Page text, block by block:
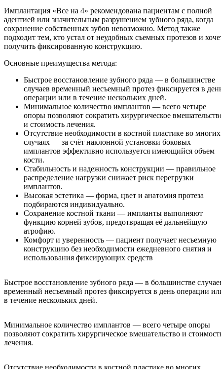
Имплантация «Все на 4» рекомендована пациентам с полной
адентией или значительным разрушением зубного ряда, когда
сохранение собственных зубов невозможно. Метод также
подходит тем, кто устал от неудобных съемных протезов и
получить фиксированную конструкцию.
Основные преимущества метода:
Быстрое восстановление зубного ряда — в большинстве
случаев временный несъемный протез фиксируется в
операции или в течение нескольких дней.
Минимальное количество имплантов — всего четыре
опоры позволяют сократить хирургическое
и стоимость лечения.
Отсутствие необходимости в костной пластике во многих
случаях — за счёт наклонной установки боковых
имплантов эффективно используется имеющийся объем
кости.
Стабильность и надежность конструкции — правильное
распределение нагрузки снижает риск перегрузки
имплантов.
Высокая эстетика — форма, цвет и анатомия протеза
подбираются индивидуально.
Сохранение костной ткани — импланты выполняют
функцию корней зубов, предотвращая её дальнейшую
атрофию.
Комфорт и уверенность — пациент получает несъемную
конструкцию без необходимости ежедневного снятия и
использования фиксирующих средств
Быстрое восстановление зубного ряда — в большинстве
временный несъемный протез фиксируется в день операции
в течение нескольких дней.
Минимальное количество имплантов — всего четыре опоры
позволяют сократить хирургическое вмешательство и
лечения.
Отсутствие необходимости в костной пластике во многих